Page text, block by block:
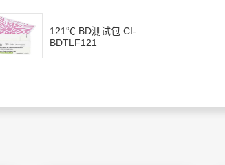
121℃ BD测试包 CI-
BDTLF121